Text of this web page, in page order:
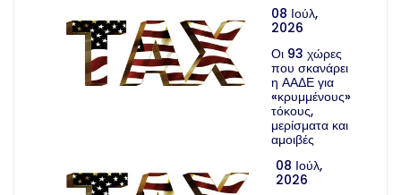
08 Ιούλ,
2026
Οι 93 χώρες
που σκανάρει
η ΑΑΔΕ για
«κρυμμένους»
τόκους,
μερίσματα και
αμοιβές
08 Ιούλ,
2026